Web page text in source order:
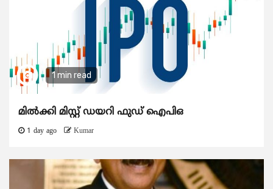
1 min read
മിൽക്കി മിസ്റ്റ് ഡയറി ഫുഡ് ഐപിഒ
1 day ago Kumar